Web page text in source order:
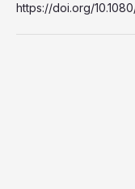
https://doi.org/